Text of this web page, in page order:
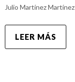
Julio Martínez
LEER MÁS